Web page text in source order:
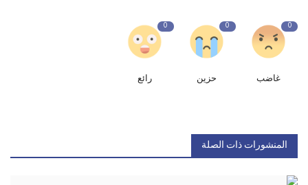
0
غاضب
0
حزين
0
رائع
المنشورات ذات الصلة